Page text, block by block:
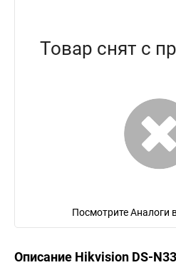
Товар снят с
Посмотрите Аналоги
Описание Hikvision DS-